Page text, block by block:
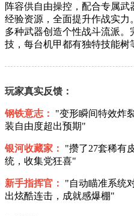
阵容供自由操控，配合专属
经验资源，全面提升作战实力
多种武器创造个性战斗流派
技，每台机甲都有独特技能树
玩家真实反馈：
钢铁意志：
"变形瞬间特效炸
装自由度超出预期"
银河收藏家：
"攒了27套稀有
统，收集党狂喜"
新手指挥官：
"自动瞄准系统
出炫酷连击，成就感爆棚"